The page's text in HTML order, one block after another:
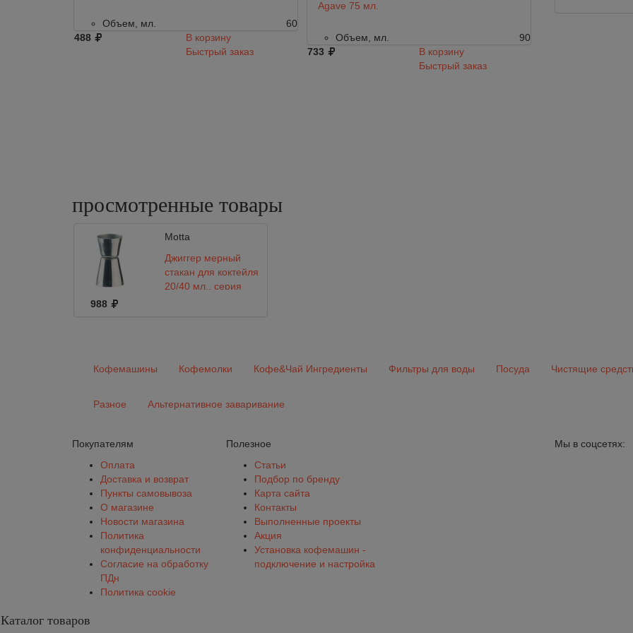
Объем, мл.
60
488
В корзину
Быстрый заказ
Agave 75 мл.
Объем, мл.
90
733
В корзину
Быстрый заказ
просмотренные товары
Motta
Джиггер мерный
стакан для коктейля
20/40 мл., серия
988
Кофемашины Кофемолки Кофе&Чай Ингредиенты Фильтры для воды Посуда Чистящие
Разное Альтернативное заваривание
Покупателям
Оплата
Доставка и возврат
Пункты самовывоза
О магазине
Новости магазина
Политика
конфиденциальности
Согласие на обработку
ПДн
Политика cookie
Полезное
Статьи
Подбор по бренду
Карта сайта
Контакты
Выполненные проекты
Акция
Установка кофемашин -
подключение и настройка
Мы в соцсетях:
Каталог товаров